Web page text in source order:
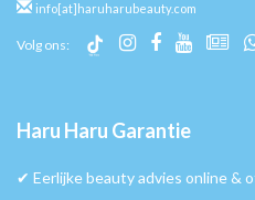
info[at]haruharubeauty.com
Volg ons:
Haru Haru Garantie
✔︎ Eerlijke beauty advies online &